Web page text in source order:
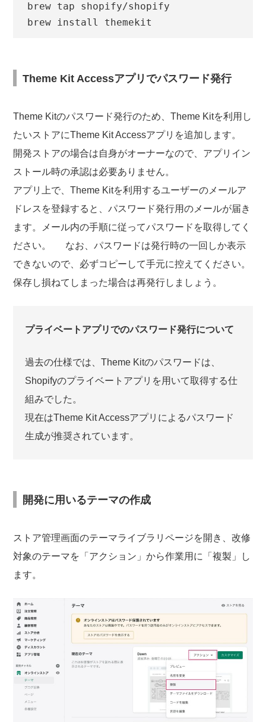
brew tap shopify/shopify
brew install themekit
Theme Kit Accessアプリでパスワード発行
Theme Kitのパスワード発行のため、Theme Kitを利用し
たいストアにTheme Kit Accessアプリを追加します。
開発ストアの場合は自身がオーナーなので、アプリイン
ストール時の承認は必要ありません。
アプリ上で、Theme Kitを利用するユーザーのメールア
ドレスを登録すると、パスワード発行用のメールが届き
ます。メール内の手順に従ってパスワードを取得してく
ださい。 なお、パスワードは発行時の一回しか表示
できないので、必ずコピーして手元に控えてください。
保存し損ねてしまった場合は再発行しましょう。
プライベートアプリでのパスワード発行について
過去の仕様では、Theme Kitのパスワードは、
Shopifyのプライベートアプリを用いて取得する仕
組みでした。
現在はTheme Kit Accessアプリによるパスワード
生成が推奨されています。
開発に用いるテーマの作成
ストア管理画面のテーマライブラリページを開き、改修
対象のテーマを「アクション」から作業用に「複製」し
ます。